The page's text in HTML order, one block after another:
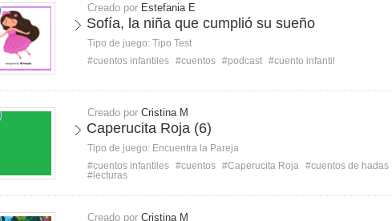
Creado por Estefania E
Sofía, la niña que cumplió su sueño
Tipo de juego: Tipo Test
#cuentos infantiles #cuentos #podcast #cuento infantil
Creado por Cristina M
Caperucita Roja (6)
Tipo de juego: Encuentra la Pareja
#cuentos infantiles #cuentos #Caperucita Roja #cuentos de hadas
#lecturas
Creado por Cristina M